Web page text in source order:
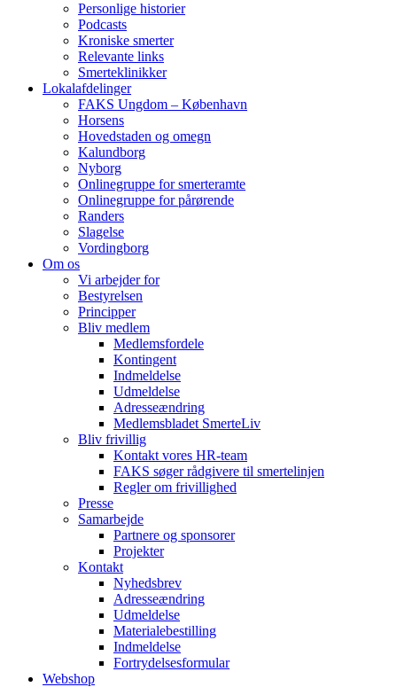
Personlige historier
Podcasts
Kroniske smerter
Relevante links
Smerteklinikker
Lokalafdelinger
FAKS Ungdom – København
Horsens
Hovedstaden og omegn
Kalundborg
Nyborg
Onlinegruppe for smerteramte
Onlinegruppe for pårørende
Randers
Slagelse
Vordingborg
Om os
Vi arbejder for
Bestyrelsen
Principper
Bliv medlem
Medlemsfordele
Kontingent
Indmeldelse
Udmeldelse
Adresseændring
Medlemsbladet SmerteLiv
Bliv frivillig
Kontakt vores HR-team
FAKS søger rådgivere til smertelinjen
Regler om frivillighed
Presse
Samarbejde
Partnere og sponsorer
Projekter
Kontakt
Nyhedsbrev
Adresseændring
Udmeldelse
Materialebestilling
Indmeldelse
Fortrydelsesformular
Webshop